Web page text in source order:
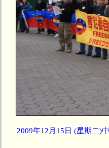
2009年12月15日 (星期二)